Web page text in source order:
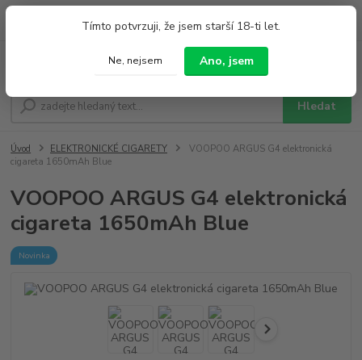
Tímto potvrzuji, že jsem starší 18-ti let.
Ne, nejsem Ano, jsem
Hledat
Po - Pá 9:00 - 19:00 So 9:00 - 14:00
Úvod ELEKTRONICKÉ CIGARETY
VOOPOO ARGUS G4 elektronická
cigareta 1650mAh Blue
VOOPOO ARGUS G4 elektronická
cigareta 1650mAh Blue
Novinka